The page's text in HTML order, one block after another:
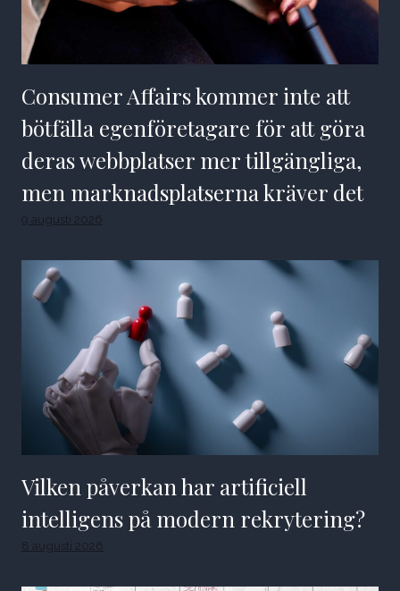
Consumer Affairs kommer inte att
bötfälla egenföretagare för att göra
deras webbplatser mer tillgängliga,
men marknadsplatserna kräver det
9 augusti 2026
Vilken påverkan har artificiell
intelligens på modern rekrytering?
8 augusti 2026